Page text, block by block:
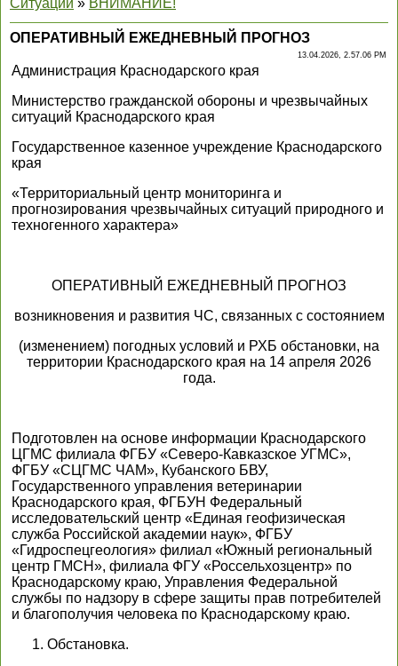
Ситуаций » ВНИМАНИЕ!
ОПЕРАТИВНЫЙ ЕЖЕДНЕВНЫЙ ПРОГНОЗ
13.04.2026, 2.57.06 PM
Администрация Краснодарского края
Министерство гражданской обороны и чрезвычайных
ситуаций Краснодарского края
Государственное казенное учреждение Краснодарского
края
«Территориальный центр мониторинга и
прогнозирования чрезвычайных ситуаций природного и
техногенного характера»
ОПЕРАТИВНЫЙ ЕЖЕДНЕВНЫЙ ПРОГНОЗ
возникновения и развития ЧС, связанных с состоянием
(изменением) погодных условий и РХБ обстановки, на
территории Краснодарского края на 14 апреля 2026
года.
Подготовлен на основе информации Краснодарского
ЦГМС филиала ФГБУ «Северо-Кавказское УГМС»,
ФГБУ «СЦГМС ЧАМ», Кубанского БВУ,
Государственного управления ветеринарии
Краснодарского края, ФГБУН Федеральный
исследовательский центр «Единая геофизическая
служба Российской академии наук», ФГБУ
«Гидроспецгеология» филиал «Южный региональный
центр ГМСН», филиала ФГУ «Россельхозцентр» по
Краснодарскому краю, Управления Федеральной
службы по надзору в сфере защиты прав потребителей
и благополучия человека по Краснодарскому краю.
Обстановка.